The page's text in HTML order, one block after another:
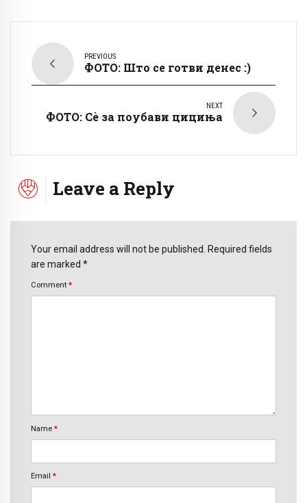
PREVIOUS
ФОТО: Што се готви денес :)
NEXT
ФОТО: Сè за поубави цициња
Leave a Reply
Your email address will not be published. Required fields
are marked *
Comment *
Name *
Email *